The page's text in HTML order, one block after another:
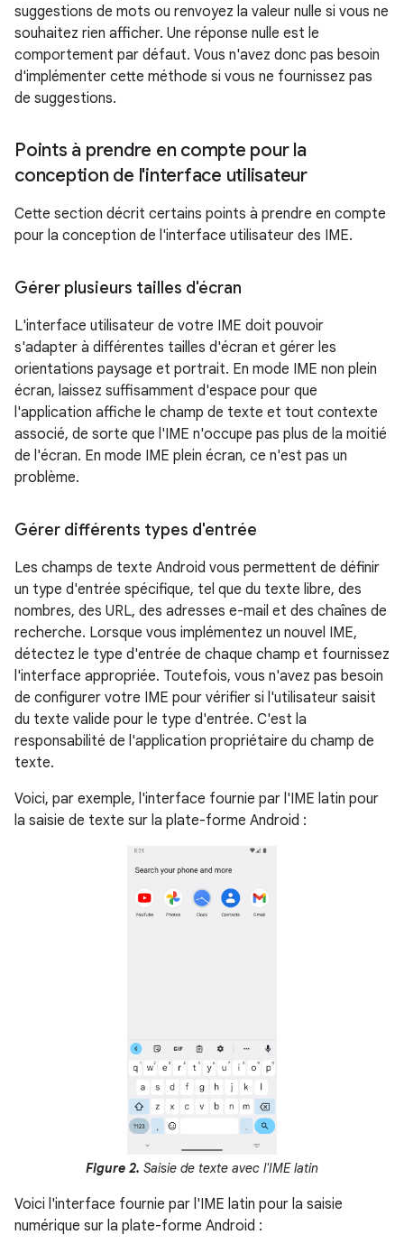
suggestions de mots ou renvoyez la valeur nulle si vous ne
souhaitez rien afficher. Une réponse nulle est le
comportement par défaut. Vous n'avez donc pas besoin
d'implémenter cette méthode si vous ne fournissez pas
de suggestions.
Points à prendre en compte pour la
conception de l'interface utilisateur
Cette section décrit certains points à prendre en compte
pour la conception de l'interface utilisateur des IME.
Gérer plusieurs tailles d'écran
L'interface utilisateur de votre IME doit pouvoir
s'adapter à différentes tailles d'écran et gérer les
orientations paysage et portrait. En mode IME non plein
écran, laissez suffisamment d'espace pour que
l'application affiche le champ de texte et tout contexte
associé, de sorte que l'IME n'occupe pas plus de la moitié
de l'écran. En mode IME plein écran, ce n'est pas un
problème.
Gérer différents types d'entrée
Les champs de texte Android vous permettent de définir
un type d'entrée spécifique, tel que du texte libre, des
nombres, des URL, des adresses e-mail et des chaînes de
recherche. Lorsque vous implémentez un nouvel IME,
détectez le type d'entrée de chaque champ et fournissez
l'interface appropriée. Toutefois, vous n'avez pas besoin
de configurer votre IME pour vérifier si l'utilisateur saisit
du texte valide pour le type d'entrée. C'est la
responsabilité de l'application propriétaire du champ de
texte.
Voici, par exemple, l'interface fournie par l'IME latin pour
la saisie de texte sur la plate-forme Android :
Figure 2. Saisie de texte avec l'IME latin
Voici l'interface fournie par l'IME latin pour la saisie
numérique sur la plate-forme Android :